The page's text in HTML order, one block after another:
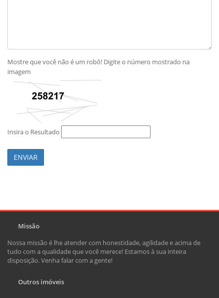
Mostre que você não é um robô! Digite o número mostrado na
imagem
Insira o Resultado
ENVIAR
Missão
Nossa missão é lhe atender com honestidade, agilidade e acima de
tudo com a qualidade que você merece! Estamos à sua inteira
disposição. Venha falar com a gente!
Outros imóveis